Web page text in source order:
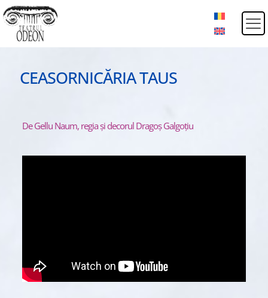
CEASORNICĂRIA TAUS
De Gellu Naum, regia și decorul Dragoș Galgoțiu